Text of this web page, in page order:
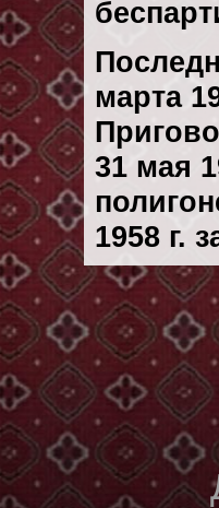
марта
31 мая
1958 г.